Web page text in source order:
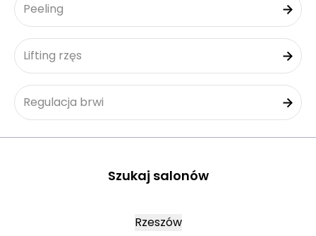
Peeling
Lifting rzęs
Regulacja brwi
Szukaj salonów
Rzeszów